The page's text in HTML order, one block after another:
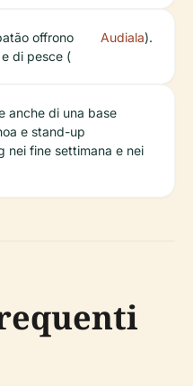
offrono
di pesce (
Audiala).
anche di una base
e stand-up
nei fine settimana e nei